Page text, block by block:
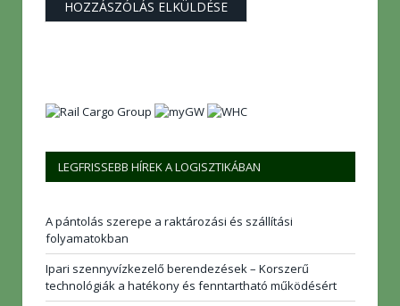
LEGFRISSEBB HÍREK A LOGISZTIKÁBAN
A pántolás szerepe a raktározási és szállítási
folyamatokban
Ipari szennyvízkezelő berendezések – Korszerű
technológiák a hatékony és fenntartható működésért